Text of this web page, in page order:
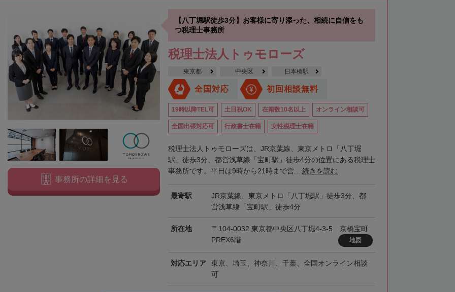
【八丁堀駅徒歩3分】お客様に寄り添った、相続に自信をも
つ税理士事務所
税理士法人トゥモローズ
東京都 中央区 日本橋駅
全国対応 初回相談無料
19時以降TEL可 土日祝OK 在籍数10名以上 オンライン相談可
全国出張対応可 行政書士在籍 女性税理士在籍
税理士法人トゥモローズは、JR京葉線、東京メトロ「八丁堀
駅」徒歩3分、都営浅草線「宝町駅」徒歩4分の位置にある税理士
事務所です。平日は9時から21時まで営... 続きを読む
最寄駅
JR京葉線、東京メトロ「八丁堀駅」徒歩3分、都
営浅草線「宝町駅」徒歩4分
所在地
〒104-0032 東京都中央区八丁堀4-3-5 京橋宝町
PREX6階
地図
対応エリア
東京、埼玉、神奈川、千葉、全国オンライン相談
可
事務所の詳細を見る